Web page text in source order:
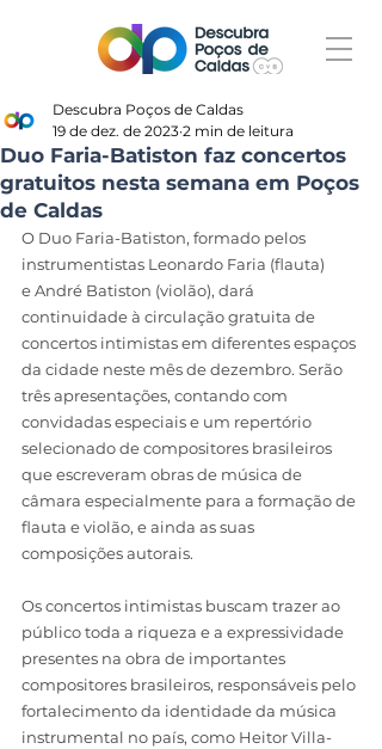
Duo Faria-Batiston faz concertos
gratuitos nesta semana em Poços
de Caldas
Descubra Poços de Caldas
19 de dez. de 2023 2 min de leitura
O Duo Faria-Batiston, formado pelos
instrumentistas Leonardo Faria (flauta)
e André Batiston (violão), dará
continuidade à circulação gratuita de
concertos intimistas em diferentes espaços
da cidade neste mês de dezembro. Serão
três apresentações, contando com
convidadas especiais e um repertório
selecionado de compositores brasileiros
que escreveram obras de música de
câmara especialmente para a formação de
flauta e violão, e ainda as suas
composições autorais.
Os concertos intimistas buscam trazer ao
público toda a riqueza e a expressividade
presentes na obra de importantes
compositores brasileiros, responsáveis pelo
fortalecimento da identidade da música
instrumental no país, como Heitor Villa-